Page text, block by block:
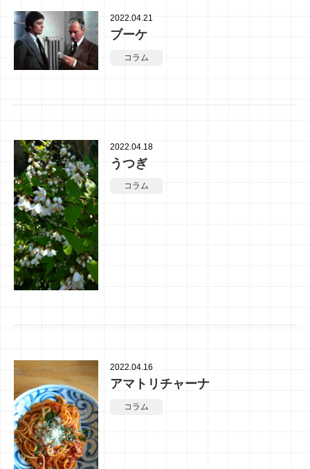
2022.04.21
ブーケ
コラム
2022.04.18
うつぎ
コラム
2022.04.16
アマトリチャーナ
コラム